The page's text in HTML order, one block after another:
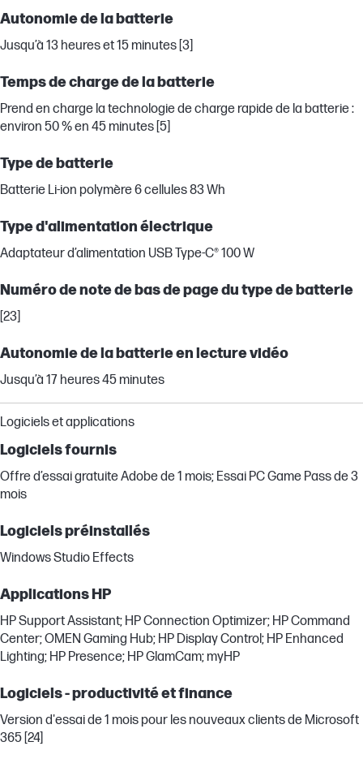
Autonomie de la batterie
Jusqu’à 13 heures et 15 minutes [3]
Temps de charge de la batterie
Prend en charge la technologie de charge rapide de la batterie :
environ 50 % en 45 minutes [5]
Type de batterie
Batterie Li-ion polymère 6 cellules 83 Wh
Type d'alimentation électrique
Adaptateur d’alimentation USB Type-C® 100 W
Numéro de note de bas de page du type de batterie
[23]
Autonomie de la batterie en lecture vidéo
Jusqu’à 17 heures 45 minutes
Logiciels et applications
Logiciels fournis
Offre d’essai gratuite Adobe de 1 mois; Essai PC Game Pass de 3
mois
Logiciels préinstallés
Windows Studio Effects
Applications HP
HP Support Assistant; HP Connection Optimizer; HP Command
Center; OMEN Gaming Hub; HP Display Control; HP Enhanced
Lighting; HP Presence; HP GlamCam; myHP
Logiciels - productivité et finance
Version d'essai de 1 mois pour les nouveaux clients de Microsoft
365 [24]